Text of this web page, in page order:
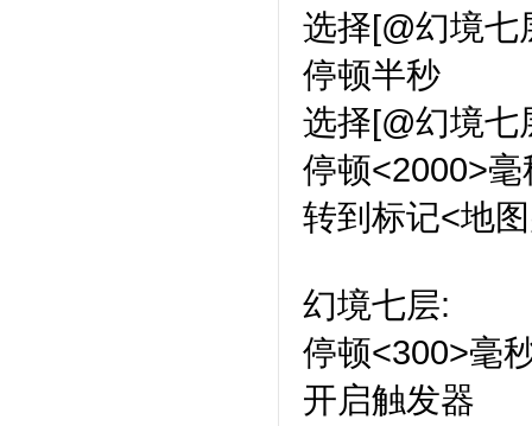
选择[@幻境七
停顿半秒
选择[@幻境七
停顿<2000>毫
转到标记<地
幻境七层:
停顿<300>毫
开启触发器